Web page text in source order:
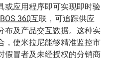
或应用程序即可实现即时验
360互联，可追踪供应
布及产品交互数据。这种实
，使米拉尼能够精准监控市
假冒者及未经授权的分销商